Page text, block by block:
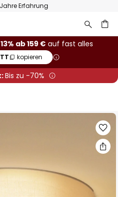
Erfahrung
ab 159 €auf fast alles
kopieren
Bis zu -70%